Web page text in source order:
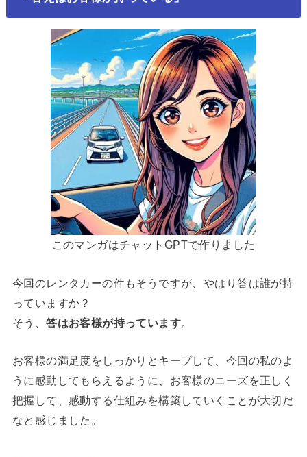
このマンガはチャットGPTで作りました
今回のレンタカーの件もそうですが、やはり答は誰が持
っていますか？
そう、答はお客様が持っています。
お客様の満足度をしっかりとキープして、今回の私のよ
うに感動してもらえるように、お客様のニーズを正しく
把握して、感動する仕組みを構築していくことが大切だ
なと感じました。